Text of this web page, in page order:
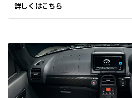
詳しくはこちら